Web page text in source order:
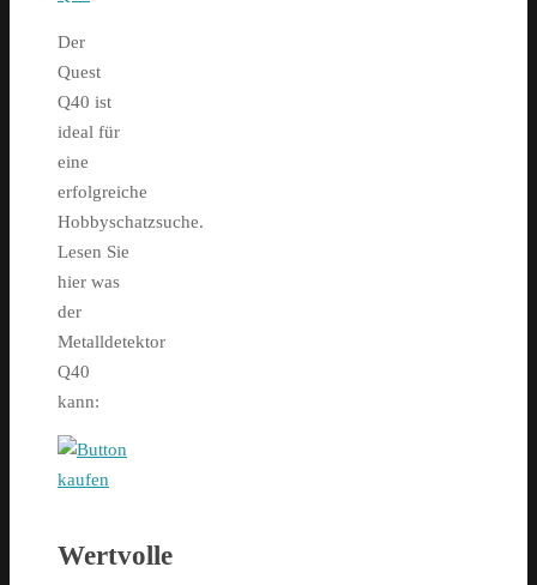
Der
Quest
Q40 ist
ideal für
eine
erfolgreiche
Hobbyschatzsuche.
Lesen Sie
hier was
der
Metalldetektor
Q40
kann:
Wertvolle